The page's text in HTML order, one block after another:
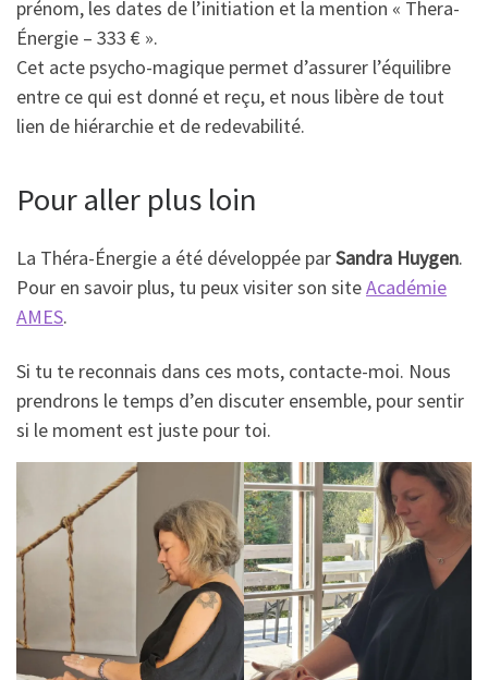
prénom, les dates de l’initiation et la mention « Thera-
Énergie – 333 € ».
Cet acte psycho-magique permet d’assurer l’équilibre
entre ce qui est donné et reçu, et nous libère de tout
lien de hiérarchie et de redevabilité.
Pour aller plus loin
La Théra-Énergie a été développée parSandra Huygen.
Pour en savoir plus, tu peux visiter son siteAcadémie
AMES.
Si tu te reconnais dans ces mots, contacte-moi. Nous
prendrons le temps d’en discuter ensemble, pour sentir
si le moment est juste pour toi.